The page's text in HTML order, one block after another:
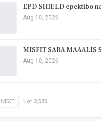
EPD SHIELD epektibo
Aug 10, 2026
MISFIT SARA MAAALIS
Aug 10, 2026
NEXT 1 of 3,535